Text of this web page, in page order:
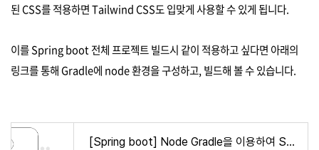
된 CSS를 적용하면 Tailwind CSS도 입맞게 사용할 수 있게 됩니다.
이를 Spring boot 전체 프로젝트 빌드시 같이 적용하고 싶다면 아래의
링크를 통해 Gradle에 node 환경을 구성하고, 빌드해 볼 수 있습니다.
[Spring boot] Node Gradle을 이용하여 Spring 프로젝트와 Node 프로젝트 붙이기